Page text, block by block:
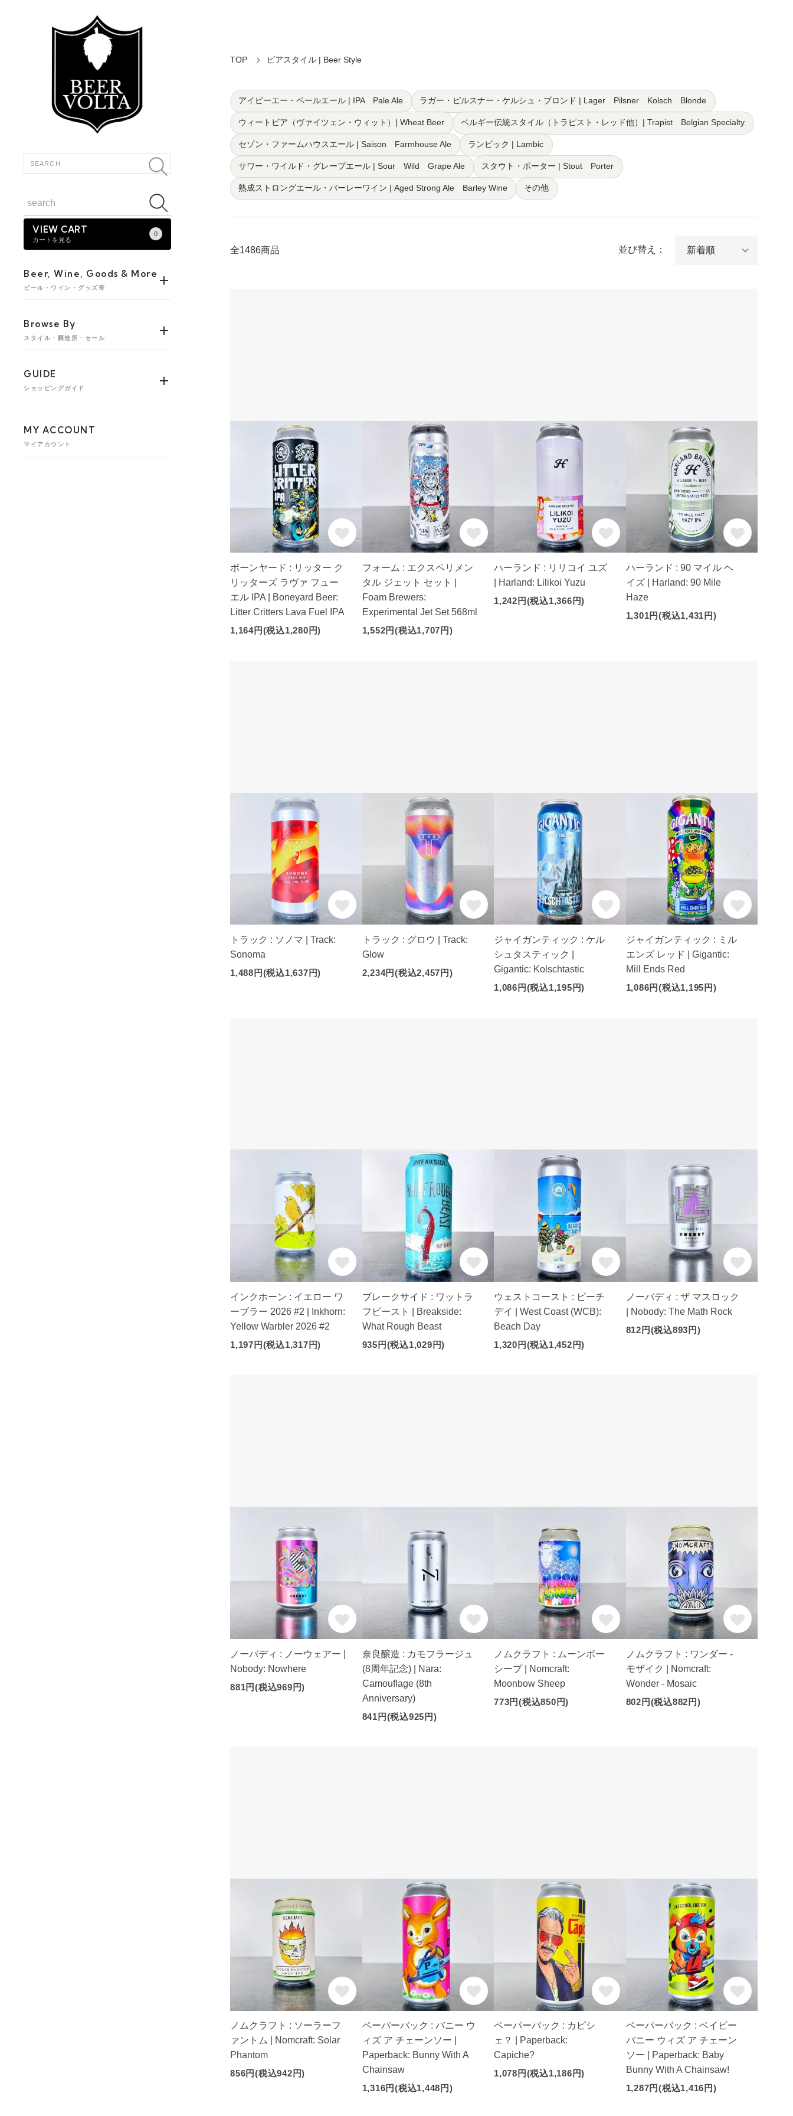
VIEW CART
カートを見る
0
Beer, Wine, Goods & More
ビール・ワイン・グッズ等
Browse By
スタイル・醸造所・セール
GUIDE
ショッピングガイド
MY ACCOUNT
マイアカウント
TOP ビアスタイル | Beer Style
アイピーエー・ペールエール | IPA Pale Ale ラガー・ピルスナー・ケルシュ・ブロンド | Lager Pilsner Kolsch Blonde
ウィートビア（ヴァイツェン・ウィット）| Wheat Beer ベルギー伝統スタイル（トラピスト・レッド他）| Trapist Belgian Specialty
セゾン・ファームハウスエール | Saison Farmhouse Ale ランビック | Lambic
サワー・ワイルド・グレープエール | Sour Wild Grape Ale スタウト・ポーター | Stout Porter
熟成ストロングエール・バーレーワイン | Aged Strong Ale Barley Wine その他
全1486商品 並び替え：
ボーンヤード : リッター ク
リッターズ ラヴァ フュー
エル IPA | Boneyard Beer:
Litter Critters Lava Fuel IPA
1,164円(税込1,280円)
フォーム : エクスペリメン
タル ジェット セット |
Foam Brewers:
Experimental Jet Set 568ml
1,552円(税込1,707円)
ハーランド : リリコイ ユズ
| Harland: Lilikoi Yuzu
1,242円(税込1,366円)
ハーランド : 90 マイル ヘ
イズ | Harland: 90 Mile
Haze
1,301円(税込1,431円)
トラック : ソノマ | Track:
Sonoma
1,488円(税込1,637円)
トラック : グロウ | Track:
Glow
2,234円(税込2,457円)
ジャイガンティック : ケル
シュタスティック |
Gigantic: Kolschtastic
1,086円(税込1,195円)
ジャイガンティック : ミル
エンズ レッド | Gigantic:
Mill Ends Red
1,086円(税込1,195円)
インクホーン : イエロー ワ
ーブラー 2026 #2 | Inkhorn:
Yellow Warbler 2026 #2
1,197円(税込1,317円)
ブレークサイド : ワットラ
フビースト | Breakside:
What Rough Beast
935円(税込1,029円)
ウェストコースト : ビーチ
デイ | West Coast (WCB):
Beach Day
1,320円(税込1,452円)
ノーバディ : ザ マスロック
| Nobody: The Math Rock
812円(税込893円)
ノーバディ : ノーウェアー |
Nobody: Nowhere
881円(税込969円)
奈良醸造 : カモフラージュ
(8周年記念) | Nara:
Camouflage (8th
Anniversary)
841円(税込925円)
ノムクラフト : ムーンボー
シープ | Nomcraft:
Moonbow Sheep
773円(税込850円)
ノムクラフト : ワンダー -
モザイク | Nomcraft:
Wonder - Mosaic
802円(税込882円)
ノムクラフト : ソーラーフ
ァントム | Nomcraft: Solar
Phantom
856円(税込942円)
ペーパーバック : バニー ウ
ィズ ア チェーンソー |
Paperback: Bunny With A
Chainsaw
1,316円(税込1,448円)
ペーパーバック : カピシ
ェ？ | Paperback:
Capiche?
1,078円(税込1,186円)
ペーパーバック : ベイビー
バニー ウィズ ア チェーン
ソー | Paperback: Baby
Bunny With A Chainsaw!
1,287円(税込1,416円)